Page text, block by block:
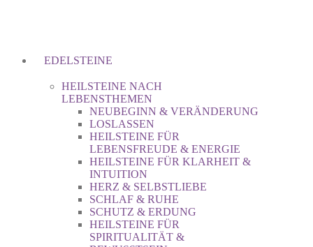
EDELSTEINE
HEILSTEINE NACH
LEBENSTHEMEN
NEUBEGINN & VERÄNDERUNG
LOSLASSEN
HEILSTEINE FÜR
LEBENSFREUDE & ENERGIE
HEILSTEINE FÜR KLARHEIT &
INTUITION
HERZ & SELBSTLIEBE
SCHLAF & RUHE
SCHUTZ & ERDUNG
HEILSTEINE FÜR
SPIRITUALITÄT &